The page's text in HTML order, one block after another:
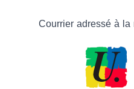
Courrier adressé à